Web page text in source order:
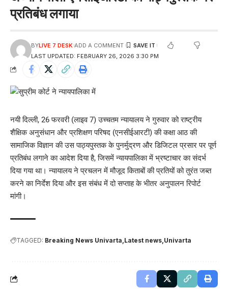
प्रतिबंध लगाया
LAST UPDATED: FEBRUARY 26, 2026 3:30 PM
BYLIVE 7 DESK ADD A COMMENT
नयी दिल्ली, 26 फरवरी (लाइव 7) उच्चतम न्यायालय ने गुरुवार को राष्ट्रीय
शैक्षिक अनुसंधान और प्रशिक्षण परिषद (एनसीईआरटी) की कक्षा आठ की
सामाजिक विज्ञान की उस पाठ्यपुस्तक के पुनर्मुद्रण और डिजिटल प्रसार पर पूर्ण
प्रतिबंध लगाने का आदेश दिया है, जिसमें न्यायपालिका में भ्रष्टाचार का संदर्भ
दिया गया था। न्यायालय ने प्रचलन में मौजूद किताबों की प्रतियों को तुरंत जब्त
करने का निर्देश दिया और इस संबंध में दो सप्ताह के भीतर अनुपालन रिपोर्ट
मांगी।
TAGGED: Breaking News Univarta Latest news Univarta